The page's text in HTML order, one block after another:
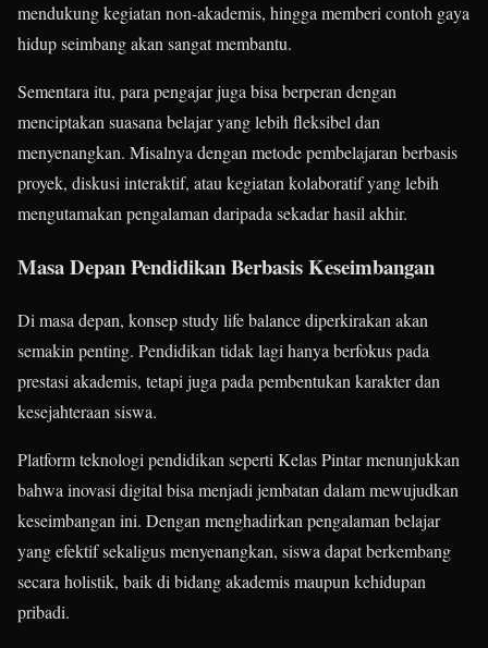
mendukung kegiatan non-akademis, hingga memberi contoh gaya
hidup seimbang akan sangat membantu.
Sementara itu, para pengajar juga bisa berperan dengan
menciptakan suasana belajar yang lebih fleksibel dan
menyenangkan. Misalnya dengan metode pembelajaran berbasis
proyek, diskusi interaktif, atau kegiatan kolaboratif yang lebih
mengutamakan pengalaman daripada sekadar hasil akhir.
Masa Depan Pendidikan Berbasis Keseimbangan
Di masa depan, konsep study life balance diperkirakan akan
semakin penting. Pendidikan tidak lagi hanya berfokus pada
prestasi akademis, tetapi juga pada pembentukan karakter dan
kesejahteraan siswa.
Platform teknologi pendidikan seperti Kelas Pintar menunjukkan
bahwa inovasi digital bisa menjadi jembatan dalam mewujudkan
keseimbangan ini. Dengan menghadirkan pengalaman belajar
yang efektif sekaligus menyenangkan, siswa dapat berkembang
secara holistik, baik di bidang akademis maupun kehidupan
pribadi.